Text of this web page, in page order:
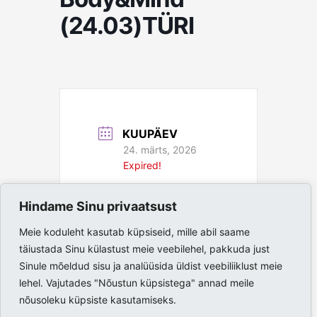
Hindame Sinu privaatsust
Meie koduleht kasutab küpsiseid, mille abil saame
täiustada Sinu külastust meie veebilehel, pakkuda just
Sinule mõeldud sisu ja analüüsida üldist veebiliiklust meie
lehel. Vajutades "Nõustun küpsistega" annad meile
nõusoleku küpsiste kasutamiseks.
(24.03)TÜRI
KUUPÄEV
24. märts, 2026
Expired!
AEG
Sold out!